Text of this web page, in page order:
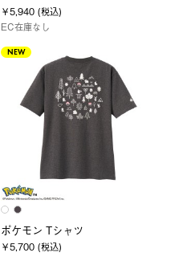
￥5,940 (税込)
EC在庫なし
NEW
ポケモン Tシャツ
￥5,700 (税込)